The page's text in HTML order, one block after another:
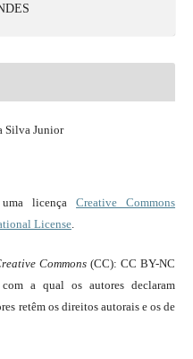
Silva Junior
uma licençaCreative Commons
License.
Commons(CC): CC BY-NC
a qual os autores declaram
retêm os direitos autorais e os de